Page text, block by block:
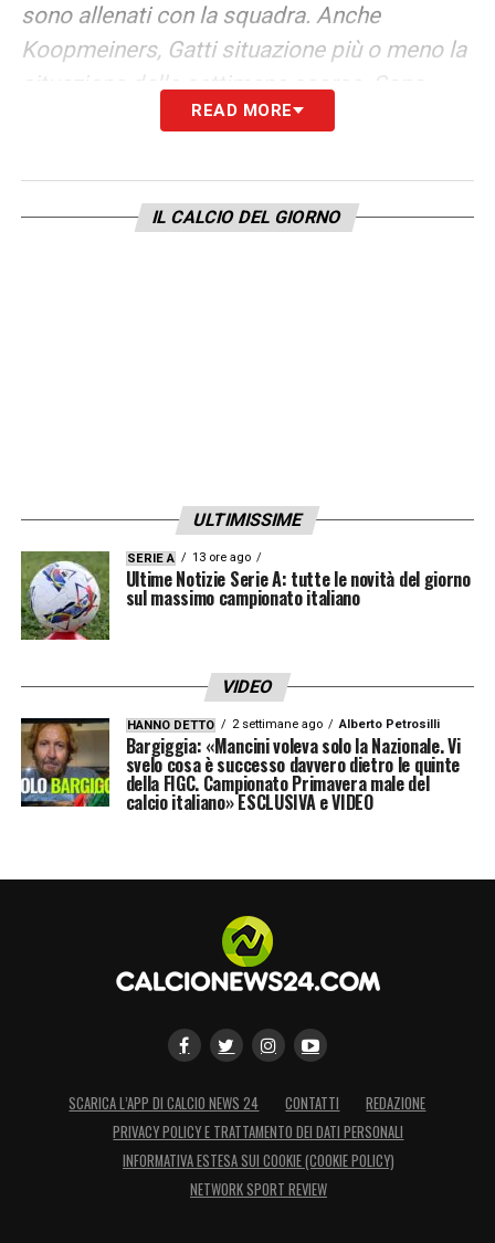
sono allenati con la squadra. Anche
Koopmeiners, Gatti situazione più o meno la
situazione delle settimane scorse. Sono
tornati i due squalificati e gli altri sono a
CONTINUA A LEGGERE LE PAROLE DI IGOR
READ MORE
IL CALCIO DEL GIORNO
ULTIMISSIME
SERIE A 13 ore ago
Ultime Notizie Serie A: tutte le novità del giorno
sul massimo campionato italiano
VIDEO
HANNO DETTO 2 settimane ago Alberto Petrosilli
Bargiggia: «Mancini voleva solo la Nazionale. Vi
svelo cosa è successo davvero dietro le quinte
della FIGC. Campionato Primavera male del
calcio italiano» ESCLUSIVA e VIDEO
SCARICA L’APP DI CALCIO NEWS 24 CONTATTI
REDAZIONE
PRIVACY POLICY E TRATTAMENTO DEI DATI PERSONALI
INFORMATIVA ESTESA SUI COOKIE (COOKIE POLICY)
NETWORK SPORT REVIEW